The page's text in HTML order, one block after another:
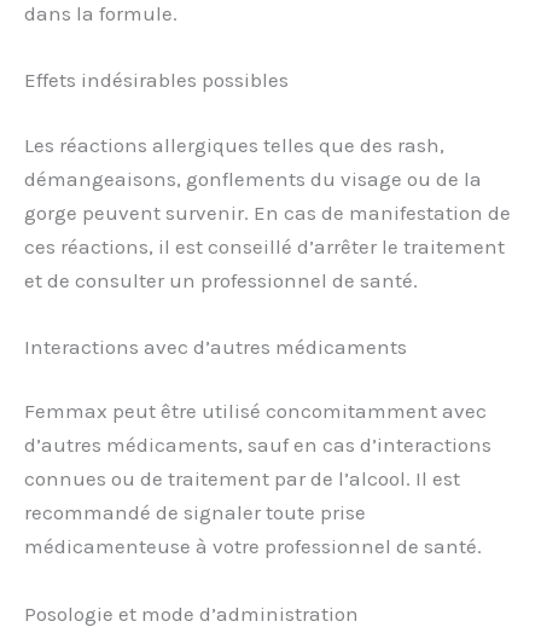
dans la formule.
Effets indésirables possibles
Les réactions allergiques telles que des rash,
démangeaisons, gonflements du visage ou de la
gorge peuvent survenir. En cas de manifestation de
ces réactions, il est conseillé d’arrêter le traitement
et de consulter un professionnel de santé.
Interactions avec d’autres médicaments
Femmax peut être utilisé concomitamment avec
d’autres médicaments, sauf en cas d’interactions
connues ou de traitement par de l’alcool. Il est
recommandé de signaler toute prise
médicamenteuse à votre professionnel de santé.
Posologie et mode d’administration